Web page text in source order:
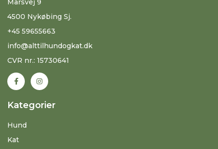
Marsvej 9
4500 Nykøbing Sj.
+45 59655663
info@alttilhundogkat.dk
CVR nr.: 15730641
Kategorier
Hund
Kat